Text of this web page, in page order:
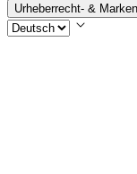
Urheberrecht- &